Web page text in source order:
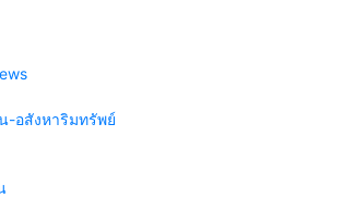
อสังหาริมทรัพย์